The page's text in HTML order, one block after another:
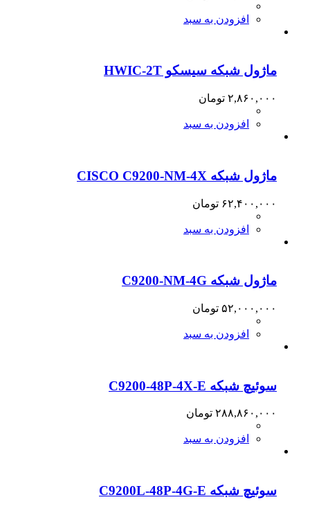
افزودن به سبد
ماژول شبکه سیسکو HWIC-2T
۲,۸۶۰,۰۰۰ تومان
افزودن به سبد
ماژول شبکه CISCO C9200-NM-4X
۶۲,۴۰۰,۰۰۰ تومان
افزودن به سبد
ماژول شبکه C9200-NM-4G
۵۲,۰۰۰,۰۰۰ تومان
افزودن به سبد
سوئیچ شبکه C9200-48P-4X-E
۲۸۸,۸۶۰,۰۰۰ تومان
افزودن به سبد
سوئیچ شبکه C9200L-48P-4G-E